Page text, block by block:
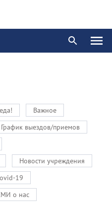
Важное
График выездов/приемов
Новости учреждения
19
о нас